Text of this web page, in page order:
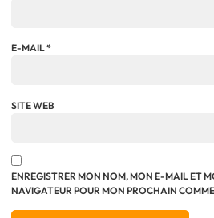
E-MAIL*
SITE WEB
ENREGISTRER MON NOM, MON E-MAIL ET
NAVIGATEUR POUR MON PROCHAIN